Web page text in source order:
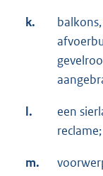
k.
l.
een
reclame;
m.